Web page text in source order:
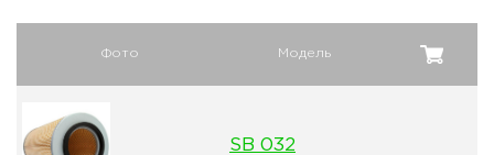
Фото Модель
SB 032